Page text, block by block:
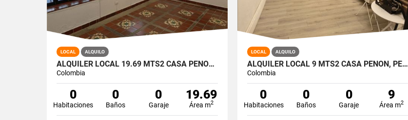
LOCAL ALQUILO
ALQUILER LOCAL 19.69 MTS2 CASA PEÑON, PEÑON OESTE DE CALI A-165
Colombia
0
Habitaciones
0
Baños
0
Garaje
19.69
Área m2
LOCAL ALQUILO
ALQUILER LOCAL 9 MTS2 CASA PEÑON, PEÑON OESTE DE CALI A-166
Colombia
0
Habitaciones
0
Baños
0
Garaje
9
Área m2